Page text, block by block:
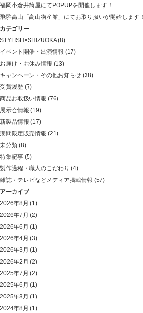
福岡小倉井筒屋にてPOPUPを開催します！
飛騨高山「高山物産館」にてお取り扱いが開始します！
カテゴリー
STYLISH×SHIZUOKA(8)
イベント開催・出演情報 (17)
お届け・お休み情報 (13)
キャンペーン・その他お知らせ (38)
受賞履歴 (7)
商品お取扱い情報 (76)
展示会情報 (19)
新製品情報 (17)
期間限定販売情報 (21)
未分類 (8)
特集記事 (5)
製作過程・職人のこだわり (4)
雑誌・テレビなどメディア掲載情報 (57)
アーカイブ
2026年8月 (1)
2026年7月 (2)
2026年6月 (1)
2026年4月 (3)
2026年3月 (1)
2026年2月 (2)
2025年7月 (2)
2025年6月 (1)
2025年3月 (1)
2024年8月 (1)